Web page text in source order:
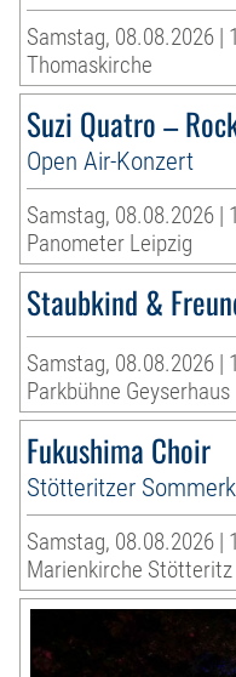
Samstag, 08.08.2026 |
Thomaskirche
Suzi Quatro –
Open Air-Konzert
Samstag, 08.08.2026 |
Panometer Leipzig
Staubkind &
Samstag, 08.08.2026 |
Parkbühne Geyserhaus
Fukushima Choir
Stötteritzer
Samstag, 08.08.2026 |
Marienkirche Stötteritz